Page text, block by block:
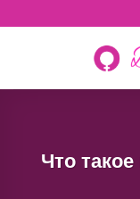
Что